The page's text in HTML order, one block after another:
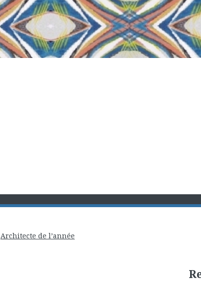
Architecte de l’année